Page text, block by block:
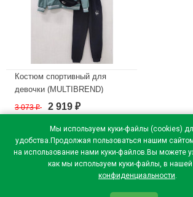
Мы используем куки-файлы (cookies)
удобства.Продолжая пользоваться нашим
на использование нами куки-файлов.Вы можете
как мы используем куки-файлы, в нашей
конфиденциальности.
Костюм спортивный для
девочки (MULTIBREND)
арт.dux-1083-4 размер 32/128-
46/170 трикотажный цвет
В наличии
3 073₽ 2 919 ₽